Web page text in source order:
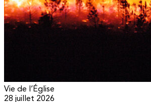
Vie de l’Église
28 juillet 2026